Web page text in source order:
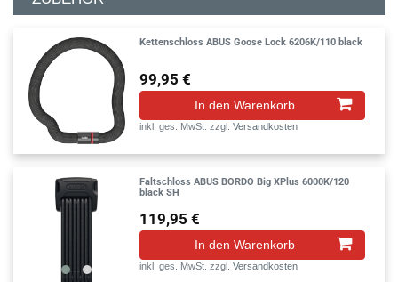
Kettenschloss ABUS Goose Lock 6206K/110 black
99,95 €
In den Warenkorb
inkl. ges. MwSt. zzgl.Versandkosten
Faltschloss ABUS BORDO Big XPlus 6000K/120
black SH
119,95 €
In den Warenkorb
inkl. ges. MwSt. zzgl.Versandkosten